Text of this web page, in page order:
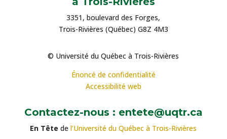
3351, boulevard des Forges,
Trois-Rivières (Québec) G8Z 4M3
© Université du Québec à Trois-Rivières
Énoncé de confidentialité
Accessibilité web
Contactez-nous : entete@uqtr.ca
En Tête del’Université du Québec à Trois-Rivières